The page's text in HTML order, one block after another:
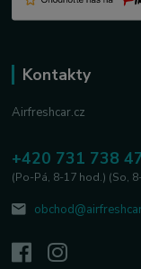
Kontakty
Airfreshcar.cz
+420 731 738
(Po-Pá, 8-17 hod.) (So,